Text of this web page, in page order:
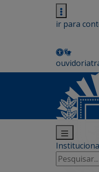
ir para
ouvidoria
Pesquisar
por: